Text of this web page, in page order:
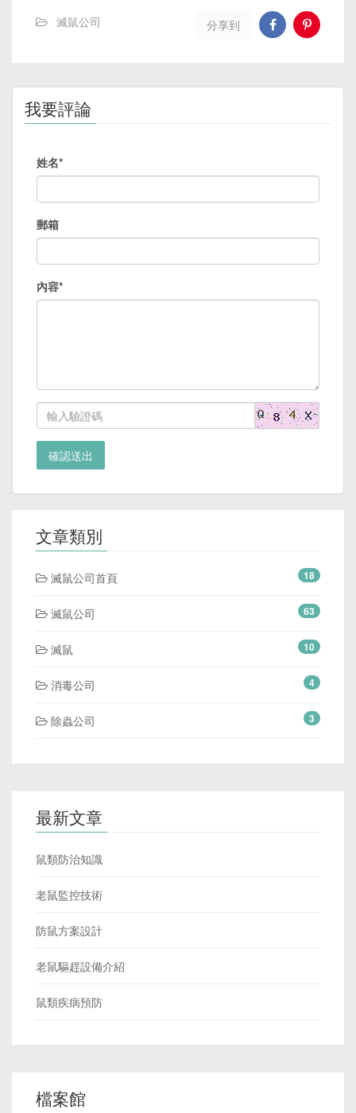
滅鼠公司 分享到
我要評論
姓名*
郵箱
內容*
確認送出
文章類別
滅鼠公司首頁 18
滅鼠公司 63
滅鼠 10
消毒公司 4
除蟲公司 3
最新文章
鼠類防治知識
老鼠監控技術
防鼠方案設計
老鼠驅趕設備介紹
鼠類疾病預防
檔案館